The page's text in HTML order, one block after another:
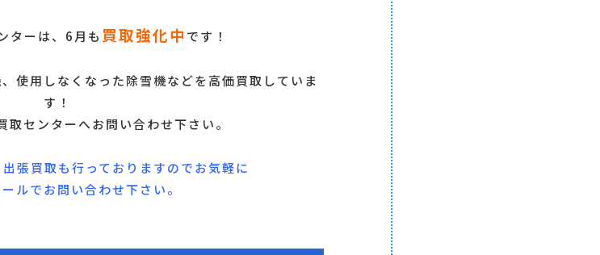
ターは、6月も 買取強化中です！
使用しなくなった除雪機などを高価買取していま
す！
取センターへお問い合わせ下さい。
張買取も行っておりますのでお気軽に
ルでお問い合わせ下さい。